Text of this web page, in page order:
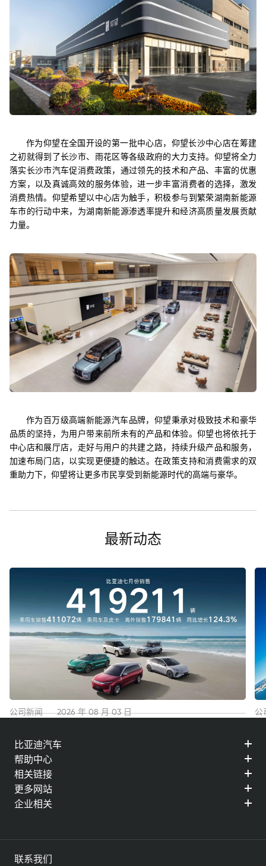
作为仰望在全国开设的第一批中心店，仰望长沙中心店在筹建
之初就得到了长沙市、雨花区等各级政府的大力支持。仰望将全力
落实长沙市汽车促消费政策，通过领先的技术和产品、丰富的优惠
方案，以及真诚高效的服务体验，进一步丰富消费者的选择，激发
消费热情。仰望希望以中心店为触手，积极参与到繁荣湖南新能源
车市的行动中来，为湖南新能源渗透率提升和经济高质量发展贡献
力量。
作为百万级高端新能源汽车品牌，仰望秉承对极致技术和豪华
品质的坚持，为用户带来前所未有的产品和体验。仰望也将依托于
中心店和展厅店，走好与用户的共建之路，持续升级产品和服务，
加速布局门店，以实现更便捷的触达。在政策支持和消费需求的双
重助力下，仰望将让更多市民享受到新能源时代的高端与豪华。
最新动态
公司新闻 2026 年 08 月 03 日
新高！
查看详情
公
比亚迪汽车
帮助中心
相关链接
更多网站
企业相关
联系我们